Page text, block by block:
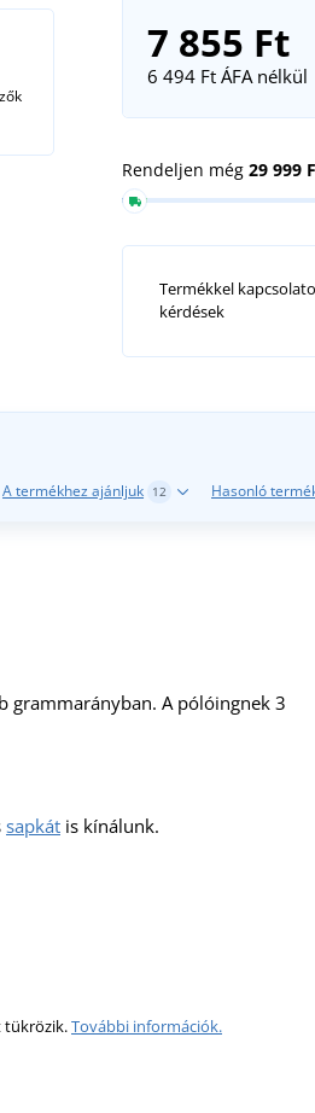
7 855 Ft
6 494 FtÁFA nélkül
Rendeljen még 29 999
Termékkel
kérdések
A termékhez ajánljuk 12 Hasonló
grammarányban. A pólóingnek 3
sapkát is kínálunk.
tükrözik.További információk.